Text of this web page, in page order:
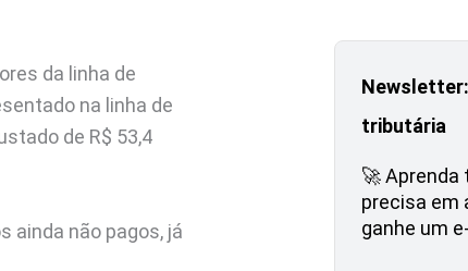
da linha de
na linha de
de R$ 53,4
ainda não pagos, já
tributária
🚀 Aprenda
precisa em
ganhe um